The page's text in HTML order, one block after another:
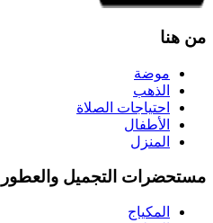
من هنا
موضة
الذهب
احتياجات الصلاة
الأطفال
المنزل
مستحضرات التجميل والعطور
المكياج